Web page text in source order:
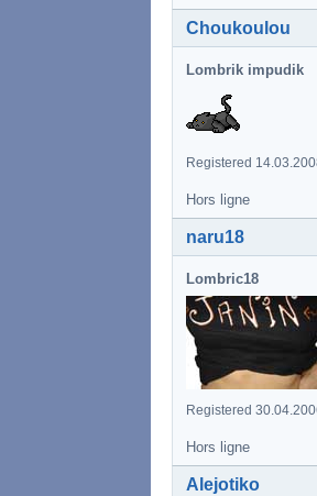
Choukoulou
Lombrik impudik
Registered
Hors ligne
naru18
Lombric18
Registered
Hors ligne
Alejotiko